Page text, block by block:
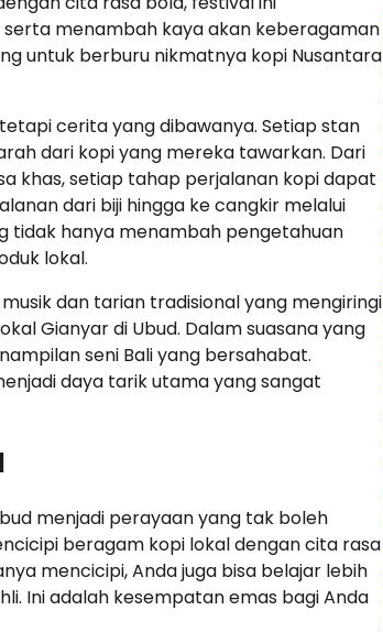
menambah kaya akan keberagaman
untuk berburu nikmatnya kopi Nusantara
cerita yang dibawanya. Setiap stan
dari kopi yang mereka tawarkan. Dari
khas, setiap tahap perjalanan kopi dapat
dari biji hingga ke cangkir melalui
tidak hanya menambah pengetahuan
lokal.
dan tarian tradisional yang mengiringi
Gianyar di Ubud. Dalam suasana yang
seni Bali yang bersahabat.
daya tarik utama yang sangat
menjadi perayaan yang tak boleh
beragam kopi lokal dengan cita rasa
mencicipi, Anda juga bisa belajar lebih
Ini adalah kesempatan emas bagi Anda